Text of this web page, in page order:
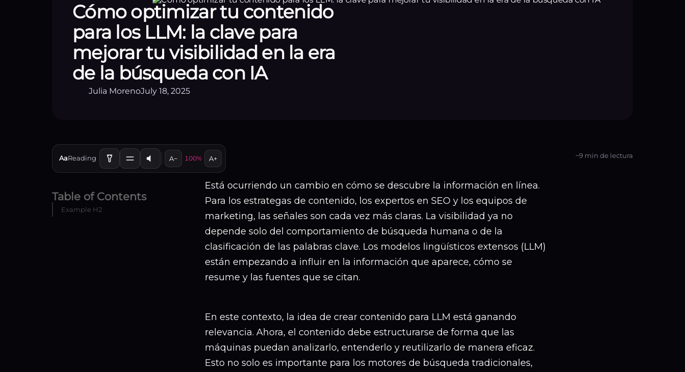
Cómo optimizar tu contenido
para los LLM: la clave para
mejorar tu visibilidad en la era
de la búsqueda con IA
Julia MorenoJuly 18, 2025
AaReading A− 100% A+ ~9 min de lectura
Table of Contents
Example H2
Está ocurriendo un cambio en cómo se descubre la información en línea.
Para los estrategas de contenido, los expertos en SEO y los equipos de
marketing, las señales son cada vez más claras. La visibilidad ya no
depende solo del comportamiento de búsqueda humana o de la
clasificación de las palabras clave. Los modelos lingüísticos extensos (LLM)
están empezando a influir en la información que aparece, cómo se
resume y las fuentes que se citan.
En este contexto, la idea de crear contenido para LLM está ganando
relevancia. Ahora, el contenido debe estructurarse de forma que las
máquinas puedan analizarlo, entenderlo y reutilizarlo de manera eficaz.
Esto no solo es importante para los motores de búsqueda tradicionales,